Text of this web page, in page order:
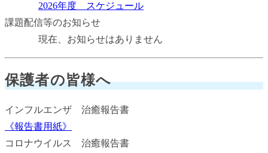
2026年度 スケジュール
課題配信等のお知らせ
現在、お知らせはありません
保護者の皆様へ
インフルエンザ 治癒報告書
《報告書用紙》
コロナウイルス 治癒報告書